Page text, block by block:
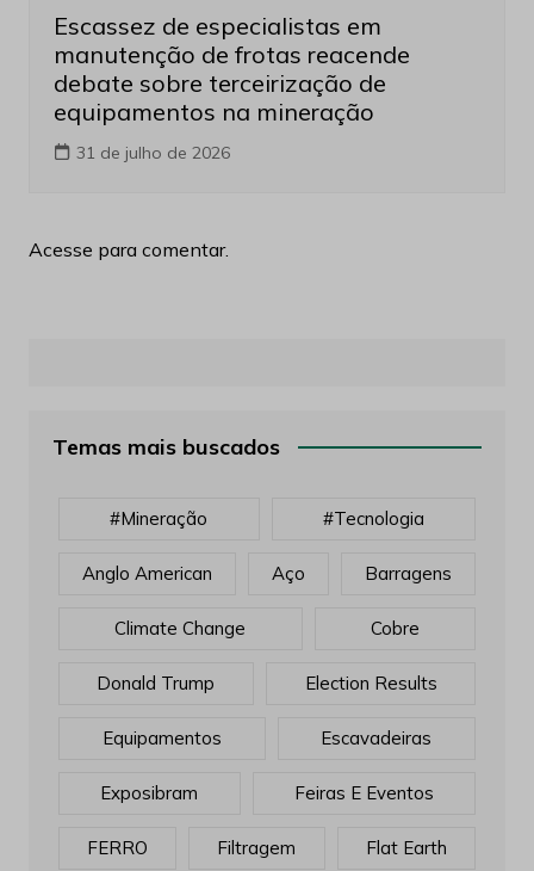
Escassez de especialistas em
manutenção de frotas reacende
debate sobre terceirização de
equipamentos na mineração
31 de julho de 2026
Acesse para comentar.
Temas mais buscados
#mineração #tecnologia
Anglo American Aço Barragens
Climate Change Cobre
Donald Trump Election Results
Equipamentos Escavadeiras
Exposibram Feiras E Eventos
FERRO Filtragem Flat Earth